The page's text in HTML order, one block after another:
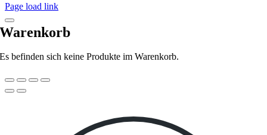
Page load link
Warenkorb
Es befinden sich keine Produkte im Warenkorb.